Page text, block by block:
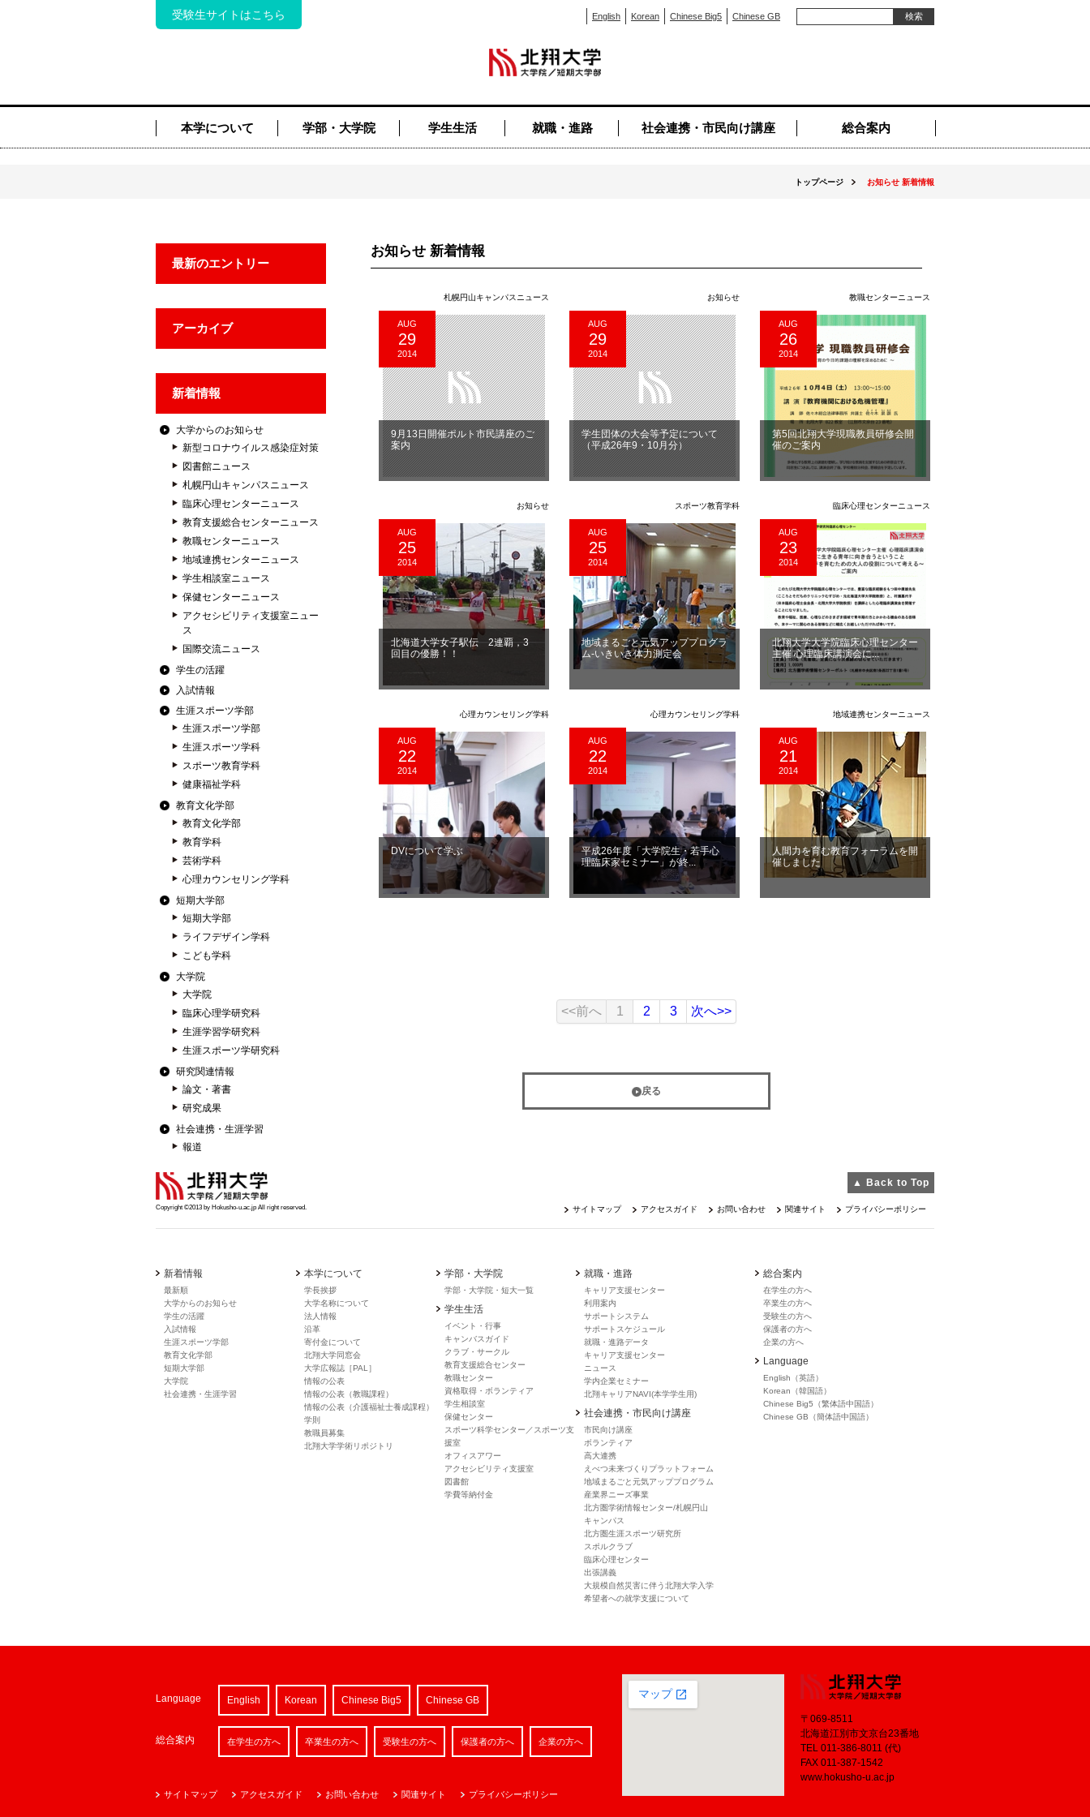
受験生サイトはこちら English Korean Chinese Big5 Chinese GB
本学について 学部・大学院 学生生活 就職・進路 社会連携・市民向け講座 総合案内
トップページ お知らせ 新着情報
最新のエントリー
アーカイブ
新着情報
大学からのお知らせ
新型コロナウイルス感染症対策
図書館ニュース
札幌円山キャンパスニュース
臨床心理センターニュース
教育支援総合センターニュース
教職センターニュース
地域連携センターニュース
学生相談室ニュース
保健センターニュース
アクセシビリティ支援室ニュー
ス
国際交流ニュース
学生の活躍
入試情報
生涯スポーツ学部
生涯スポーツ学部
生涯スポーツ学科
スポーツ教育学科
健康福祉学科
教育文化学部
教育文化学部
教育学科
芸術学科
心理カウンセリング学科
短期大学部
短期大学部
ライフデザイン学科
こども学科
大学院
大学院
臨床心理学研究科
生涯学習学研究科
生涯スポーツ学研究科
研究関連情報
論文・著書
研究成果
社会連携・生涯学習
報道
お知らせ 新着情報
札幌円山キャンパスニュース
AUG
29
2014
9月13日開催ポルト市民講座のご
案内
お知らせ
AUG
29
2014
学生団体の大会等予定について
（平成26年9・10月分）
教職センターニュース
AUG
26
2014
第5回北翔大学現職教員研修会開
催のご案内
お知らせ
AUG
25
2014
北海道大学女子駅伝 2連覇，3
回目の優勝！！
スポーツ教育学科
AUG
25
2014
地域まるごと元気アッププログラ
ム‐いきいき体力測定会
臨床心理センターニュース
AUG
23
2014
北翔大学大学院臨床心理センター
主催 心理臨床講演会に...
心理カウンセリング学科
AUG
22
2014
DVについて学ぶ
心理カウンセリング学科
AUG
22
2014
平成26年度「大学院生・若手心
理臨床家セミナー」が終...
地域連携センターニュース
AUG
21
2014
人間力を育む教育フォーラムを開
催しました
<<前へ 1 2 3 次へ>>
戻る
▲ Back to Top
Copyright ©2013 by Hokusho-u.ac.jp All right reserved. サイトマップ アクセスガイド お問い合わせ 関連サイト プライバシーポリシー
新着情報
最新順
大学からのお知らせ
学生の活躍
入試情報
生涯スポーツ学部
教育文化学部
短期大学部
大学院
社会連携・生涯学習
本学について
学長挨拶
大学名称について
法人情報
沿革
寄付金について
北翔大学同窓会
大学広報誌［PAL］
情報の公表
情報の公表（教職課程）
情報の公表（介護福祉士養成課程）
学則
教職員募集
北翔大学学術リポジトリ
学部・大学院
学部・大学院・短大一覧
学生生活
イベント・行事
キャンバスガイド
クラブ・サークル
教育支援総合センター
教職センター
資格取得・ボランティア
学生相談室
保健センター
スポーツ科学センター／スポーツ支
援室
オフィスアワー
アクセシビリティ支援室
図書館
学費等納付金
就職・進路
キャリア支援センター
利用案内
サポートシステム
サポートスケジュール
就職・進路データ
キャリア支援センター
ニュース
学内企業セミナー
北翔キャリアNAVI(本学学生用)
社会連携・市民向け講座
市民向け講座
ボランティア
高大連携
えべつ未来づくりプラットフォーム
地域まるごと元気アッププログラム
産業界ニーズ事業
北方圏学術情報センター/札幌円山
キャンパス
北方圏生涯スポーツ研究所
スポルクラブ
臨床心理センター
出張講義
大規模自然災害に伴う北翔大学入学
希望者への就学支援について
総合案内
在学生の方へ
卒業生の方へ
受験生の方へ
保護者の方へ
企業の方へ
Language
English（英語）
Korean（韓国語）
Chinese Big5（繁体語中国語）
Chinese GB（簡体語中国語）
〒069-8511
北海道江別市文京台23番地
TEL 011-386-8011 (代)
FAX 011-387-1542
www.hokusho-u.ac.jp
Language English Korean Chinese Big5 Chinese GB
総合案内 在学生の方へ 卒業生の方へ 受験生の方へ 保護者の方へ 企業の方へ
サイトマップ アクセスガイド お問い合わせ 関連サイト プライバシーポリシー